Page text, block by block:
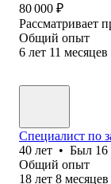
80 000 ₽
Рассматривает
Общий опыт
6 лет 11 месяцев
Специалист по
40 лет • Был
Общий опыт
18 лет 8 месяцев